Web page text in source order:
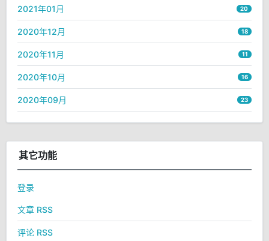
2021年01月 20
2020年12月 18
2020年11月 11
2020年10月 16
2020年09月 23
其它功能
登录
文章 RSS
评论 RSS